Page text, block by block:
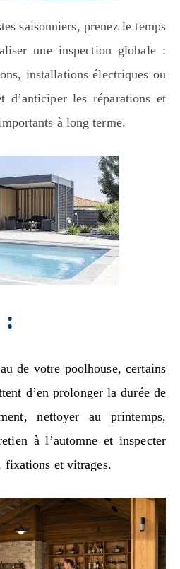
saisonniers, prenez le temps
une inspection globale :
installations électriques ou
d’anticiper les réparations et
à long terme.
:
de votre poolhouse, certains
d’en prolonger la durée de
nettoyer au printemps,
à l’automne et inspecter
fixations et vitrages.